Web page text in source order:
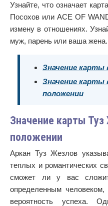
Узнайте, что означает
Посохов или ACE OF
измену в отношениях.
муж, парень или ваша жена.
Значение карты
Значение карты
положении
Значение карты
положении
Аркан Туз Жезлов
теплых и романтических
сможет ли у вас
определенным
вероятность успеха.